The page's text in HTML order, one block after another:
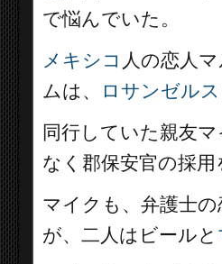
で悩んでいた。
メキシコ 人の恋人
ムは、
ロサンゼルス
同行していた親友
なく郡保安官の採
マイクも、弁護士
が、二人はビールと